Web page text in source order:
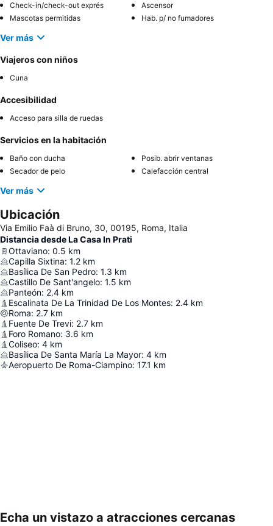
Check-in/check-out exprés
Ascensor
Mascotas permitidas
Hab. p/ no fumadores
Ver más
Viajeros con niños
Cuna
Accesibilidad
Acceso para silla de ruedas
Servicios en la habitación
Baño con ducha
Posib. abrir ventanas
Secador de pelo
Calefacción central
Ver más
Ubicación
Via Emilio Faà di Bruno, 30, 00195, Roma, Italia
Distancia desde La Casa In Prati
Ottaviano: 0.5 km
Capilla Sixtina: 1.2 km
Basílica De San Pedro: 1.3 km
Castillo De Sant'angelo: 1.5 km
Panteón: 2.4 km
Escalinata De La Trinidad De Los Montes: 2.4 km
Roma: 2.7 km
Fuente De Trevi: 2.7 km
Foro Romano: 3.6 km
Coliseo: 4 km
Basílica De Santa María La Mayor: 4 km
Aeropuerto De Roma-Ciampino: 17.1 km
Echa un vistazo a atracciones cercanas